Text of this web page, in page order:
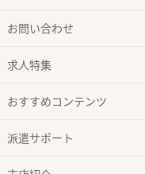
お問い合わせ
求人特集
おすすめコンテンツ
派遣サポート